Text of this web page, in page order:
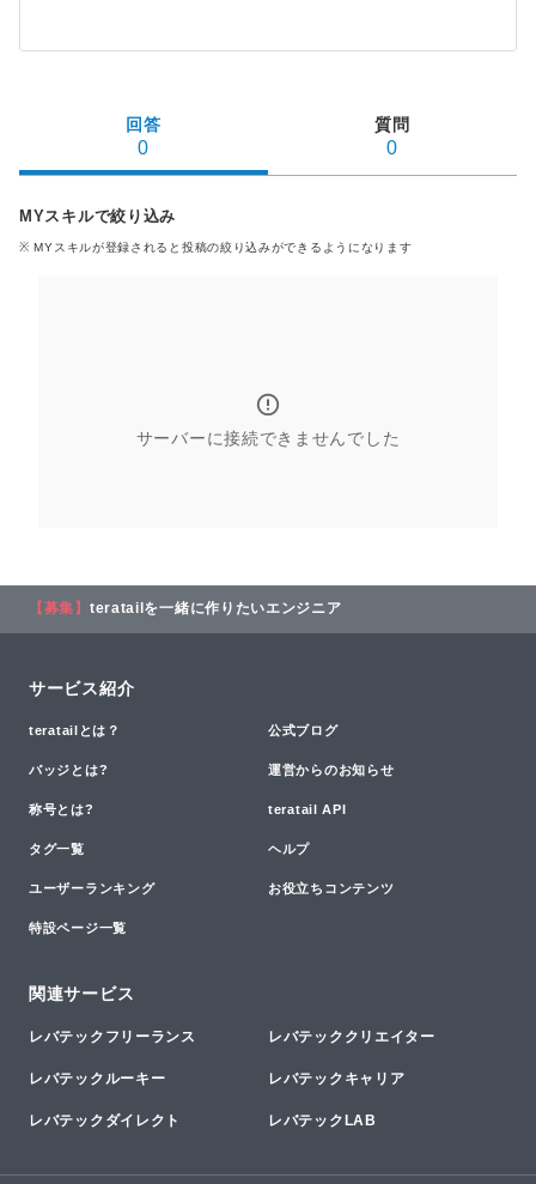
回答
0
質問
0
MYスキルで絞り込み
※ MYスキルが登録される と投稿の絞り込みができるようになります
サーバーに接続できませんでした
【募集】 teratailを一緒に作りたいエンジニア
サービス紹介
teratailとは？ 公式ブログ
バッジとは? 運営からのお知らせ
称号とは? teratail API
タグ一覧 ヘルプ
ユーザーランキング お役立ちコンテンツ
特設ページ一覧
関連サービス
レバテックフリーランス レバテッククリエイター
レバテックルーキー レバテックキャリア
レバテックダイレクト レバテックLAB